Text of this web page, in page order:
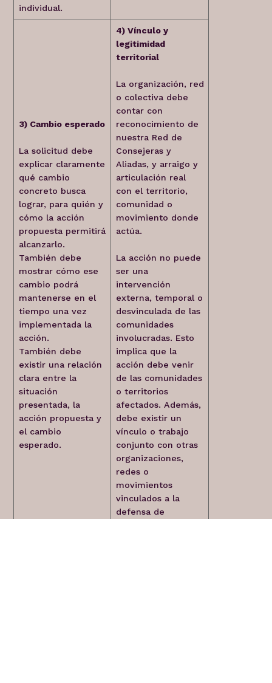
individual.
3) Cambio esperado
La solicitud debe
explicar claramente
qué cambio
concreto busca
lograr, para quién y
cómo la acción
propuesta permitirá
alcanzarlo.
También debe
mostrar cómo ese
cambio podrá
mantenerse en el
tiempo una vez
implementada la
acción.
También debe
existir una relación
clara entre la
situación
presentada, la
acción propuesta y
el cambio
esperado.
4) Vínculo y
legitimidad
territorial
La organización, red
o colectiva debe
contar con
reconocimiento de
nuestra Red de
Consejeras y
Aliadas, y arraigo y
articulación real
con el territorio,
comunidad o
movimiento donde
actúa.
La acción no puede
ser una
intervención
externa, temporal o
desvinculada de las
comunidades
involucradas. Esto
implica que la
acción debe venir
de las comunidades
o territorios
afectados. Además,
debe existir un
vínculo o trabajo
conjunto con otras
organizaciones,
redes o
movimientos
vinculados a la
defensa de